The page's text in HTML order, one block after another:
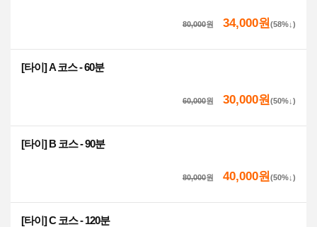
80,000원 34,000원 (58%↓)
[타이] A 코스 - 60분
60,000원 30,000원 (50%↓)
[타이] B 코스 - 90분
80,000원 40,000원 (50%↓)
[타이] C 코스 - 120분